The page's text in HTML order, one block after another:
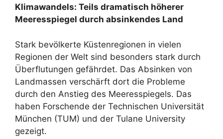
Klimawandels: Teils dramatisch höherer
Meeresspiegel durch absinkendes Land
Stark bevölkerte Küstenregionen in vielen
Regionen der Welt sind besonders stark durch
Überflutungen gefährdet. Das Absinken von
Landmassen verschärft dort die Probleme
durch den Anstieg des Meeresspiegels. Das
haben Forschende der Technischen Universität
München (TUM) und der Tulane University
gezeigt.